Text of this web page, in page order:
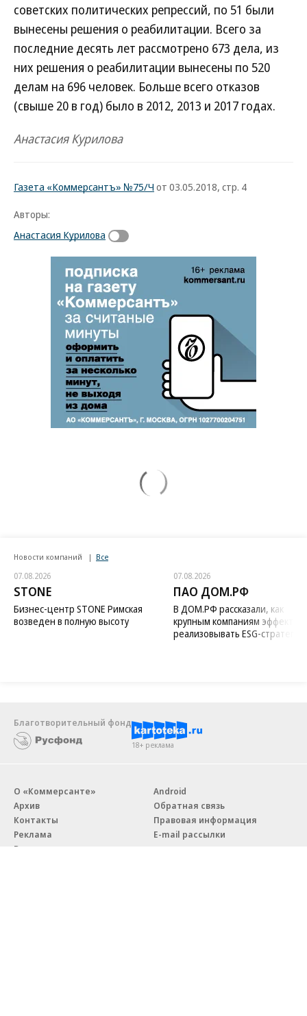
советских политических репрессий, по 51 были
вынесены решения о реабилитации. Всего за
последние десять лет рассмотрено 673 дела, из
них решения о реабилитации вынесены по 520
делам на 696 человек. Больше всего отказов
(свыше 20 в год) было в 2012, 2013 и 2017 годах.
Анастасия Курилова
Газета «Коммерсантъ» №75/Ч от 03.05.2018, стр. 4
Авторы:
Анастасия Курилова
Новости компаний Все
07.08.2026
STONE
Бизнес-центр STONE Римская
возведен в полную высоту
07.08.2026
ПАО ДОМ.РФ
В ДОМ.РФ рассказали, как
крупным компаниям
реализовывать ESG-стратегию
Благотворительный фонд
18+ реклама
О «Коммерсанте»
Архив
Контакты
Реклама
Вакансии
Android
Обратная связь
Правовая информация
E-mail рассылки